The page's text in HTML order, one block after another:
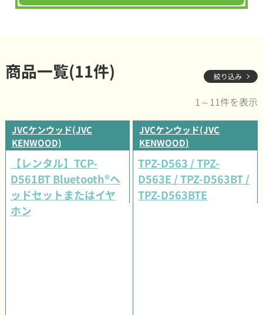
商品一覧(11件) 絞り込み
1～11件を表示
JVCケンウッド(JVC
KENWOOD)
【レンタル】TCP-
D561BT Bluetooth®ヘ
ッドセットまたはイヤ
ホンマイクセット
JVCケンウッド(JVC
KENWOOD)
TPZ-D563 / TPZ-
D563E / TPZ-D563BT /
TPZ-D563BTE